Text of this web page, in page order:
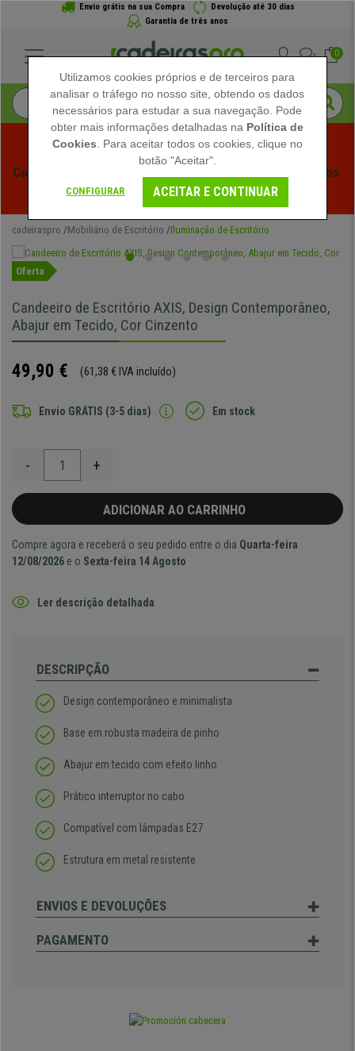
Envio grátis na sua Compra
Devolução até 30 dias
Garantia de três anos
0
Começam os Saldos de Verão em Cadeiraspro! Descontos
Exclusivos por Tempo Limitado - Ver Promoção
cadeiraspro Mobiliário de Escritório Iluminação de Escritório
Oferta
Candeeiro de Escritório AXIS, Design Contemporâneo,
Abajur em Tecido, Cor Cinzento
49,90 € (61,38 € IVA incluído)
Envio GRÁTIS (3-5 dias) Em stock
- +
ADICIONAR AO CARRINHO
Compre agora e receberá o seu pedido entre o dia Quarta-feira
12/08/2026 e o Sexta-feira 14 Agosto
Ler descrição detalhada
DESCRIPÇÃO
Design contemporâneo e minimalista
Base em robusta madeira de pinho
Abajur em tecido com efeito linho
Prático interruptor no cabo
Compatível com lâmpadas E27
Estrutura em metal resistente
ENVIOS E DEVOLUÇÕES
PAGAMENTO
Utilizamos cookies próprios e de terceiros para
analisar o tráfego no nosso site, obtendo os dados
necessários para estudar a sua navegação. Pode
obter mais informações detalhadas na Política de
Cookies . Para aceitar todos os cookies, clique no
botão "Aceitar".
CONFIGURAR ACEITAR E CONTINUAR